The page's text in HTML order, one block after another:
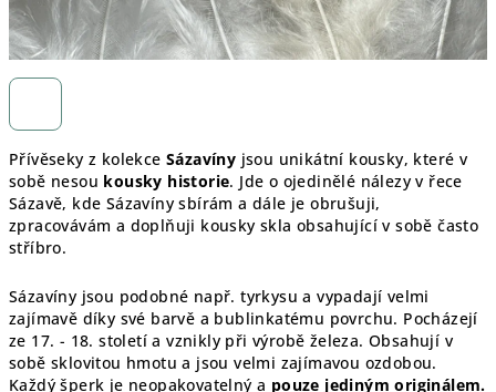
Přívěseky z kolekce Sázavíny jsou unikátní kousky, které v
sobě nesou kousky historie. Jde o ojedinělé nálezy v řece
Sázavě, kde Sázavíny sbírám a dále je obrušuji,
zpracovávám a doplňuji kousky skla obsahující v sobě často
stříbro.
Sázavíny jsou podobné např. tyrkysu a vypadají velmi
zajímavě díky své barvě a bublinkatému povrchu. Pocházejí
ze 17. - 18. století a vznikly při výrobě železa. Obsahují v
sobě sklovitou hmotu a jsou velmi zajímavou ozdobou.
Každý šperk je neopakovatelný a pouze jediným originálem.